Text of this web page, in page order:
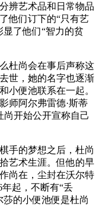
辨艺术品和日常物品
他们订下的“只有艺
了他们“智力的贫
杜尚会在事后声称这
世，她的名字也逐渐
小便池联系在一起。
师阿尔弗雷德·斯蒂
尚开始公开宣称自己
手的梦想之后，杜尚
艺术生涯。但他的早
尚在，尘封在沃尔特
起，不断有“丢
的小便池便是杜尚